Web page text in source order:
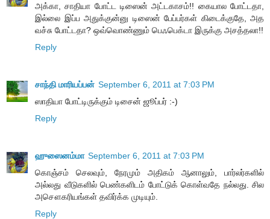
அக்கா, சாதியா போட்ட டிஸைன் அட்டகாசம்!! கையால போட்டதா,
இல்லை இப்ப அதுக்குன்னு டிஸைன் பேப்பர்கள் கிடைக்குதே, அத
வச்சு போட்டதா? ஒவ்வொண்ணும் பெஃபெக்டா இருக்கு அசத்தலா!!
Reply
சாந்தி மாரியப்பன் September 6, 2011 at 7:03 PM
ஸாதியா போட்டிருக்கும் டிசைன் ஜூப்பர் :-)
Reply
ஹுஸைனம்மா September 6, 2011 at 7:03 PM
கொஞ்சம் செலவும், நேரமும் அதிகம் ஆனாலும், பார்லர்களில்
அல்லது வீடுகளில் பெண்களிடம் போட்டுக் கொள்வதே நல்லது. சில
அசௌகரியங்கள் தவிர்க்க முடியும்.
Reply